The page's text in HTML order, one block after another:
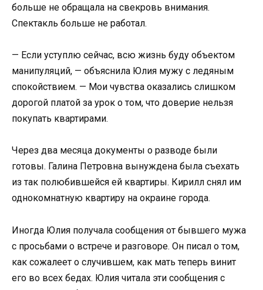
больше не обращала на свекровь внимания.
Спектакль больше не работал.
— Если уступлю сейчас, всю жизнь буду объектом
манипуляций, — объяснила Юлия мужу с ледяным
спокойствием. — Мои чувства оказались слишком
дорогой платой за урок о том, что доверие нельзя
покупать квартирами.
Через два месяца документы о разводе были
готовы. Галина Петровна вынуждена была съехать
из так полюбившейся ей квартиры. Кирилл снял им
однокомнатную квартиру на окраине города.
Иногда Юлия получала сообщения от бывшего мужа
с просьбами о встрече и разговоре. Он писал о том,
как сожалеет о случившем, как мать теперь винит
его во всех бедах. Юлия читала эти сообщения с